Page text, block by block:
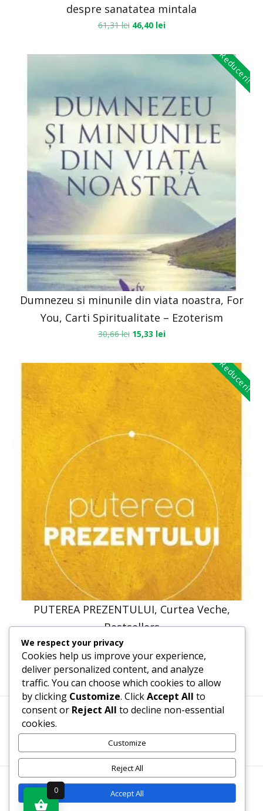
despre sanatatea mintala
61,31lei 46,40 lei
Reduceri!
Dumnezeu si minunile din viata noastra, For
You, Carti Spiritualitate – Ezoterism
30,66lei 15,33 lei
Reduceri!
PUTEREA PREZENTULUI, Curtea Veche,
Bestsellers
58,14lei
Termeni, Condiții & Protecția Datelor (GDPR)
WWW.RECENZII-CARTI.RO ©2026 TOATE DREPTURILE
REZERVATE
We respect your privacy
Cookies help us improve your experience,
deliver personalized content, and analyze
traffic. You can choose which cookies to allow
by clicking Customize. ClickAccept All to
consent or Reject All to decline non-essential
cookies.
Customize
Reject All
Accept All
0